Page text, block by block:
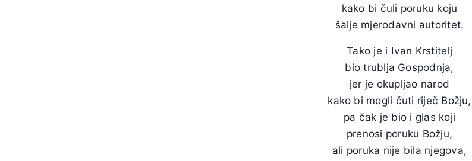
kako bi čuli poruku koju
šalje mjerodavni autoritet.
Tako je i Ivan Krstitelj
bio trublja Gospodnja,
jer je okupljao narod
kako bi mogli čuti riječ Božju,
pa čak je bio i glas koji
prenosi poruku Božju,
ali poruka nije bila njegova,